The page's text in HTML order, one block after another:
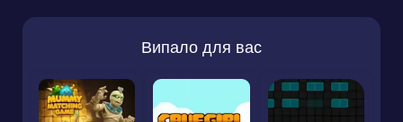
Випало для вас